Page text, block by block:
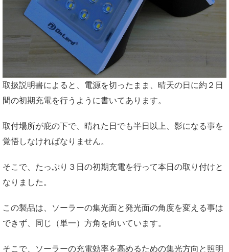
取扱説明書によると、電源を切ったまま、晴天の日に約２日
間の初期充電を行うように書いてあります。
取付場所が庇の下で、晴れた日でも半日以上、影になる事を
覚悟しなければなりません。
そこで、たっぷり３日の初期充電を行って本日の取り付けと
なりました。
この製品は、ソーラーの集光面と発光面の角度を変える事は
できず、同じ（単一）方角を向いています。
そこで、ソーラーの充電効率を高めるための集光方向と照明